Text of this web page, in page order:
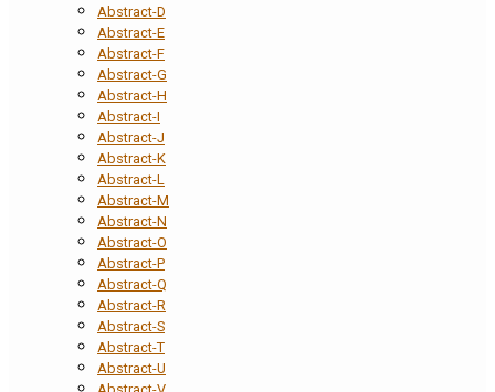
Abstract-D
Abstract-E
Abstract-F
Abstract-G
Abstract-H
Abstract-I
Abstract-J
Abstract-K
Abstract-L
Abstract-M
Abstract-N
Abstract-O
Abstract-P
Abstract-Q
Abstract-R
Abstract-S
Abstract-T
Abstract-U